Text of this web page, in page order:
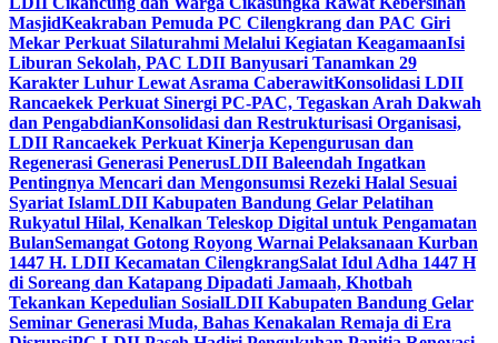
MasjidKeakraban Pemuda PC Cilengkrang dan PAC Giri
Mekar Perkuat Silaturahmi Melalui Kegiatan KeagamaanIsi
Liburan Sekolah, PAC LDII Banyusari Tanamkan 29
Karakter Luhur Lewat Asrama CaberawitKonsolidasi LDII
Rancaekek Perkuat Sinergi PC-PAC, Tegaskan Arah Dakwah
dan PengabdianKonsolidasi dan Restrukturisasi Organisasi,
LDII Rancaekek Perkuat Kinerja Kepengurusan dan
Regenerasi Generasi PenerusLDII Baleendah Ingatkan
Pentingnya Mencari dan Mengonsumsi Rezeki Halal Sesuai
Syariat IslamLDII Kabupaten Bandung Gelar Pelatihan
Rukyatul Hilal, Kenalkan Teleskop Digital untuk Pengamatan
BulanSemangat Gotong Royong Warnai Pelaksanaan Kurban
1447 H. LDII Kecamatan CilengkrangSalat Idul Adha 1447 H
di Soreang dan Katapang Dipadati Jamaah, Khotbah
Tekankan Kepedulian SosialLDII Kabupaten Bandung Gelar
Seminar Generasi Muda, Bahas Kenakalan Remaja di Era